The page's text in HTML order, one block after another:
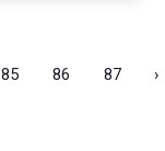
85 86 87 ›